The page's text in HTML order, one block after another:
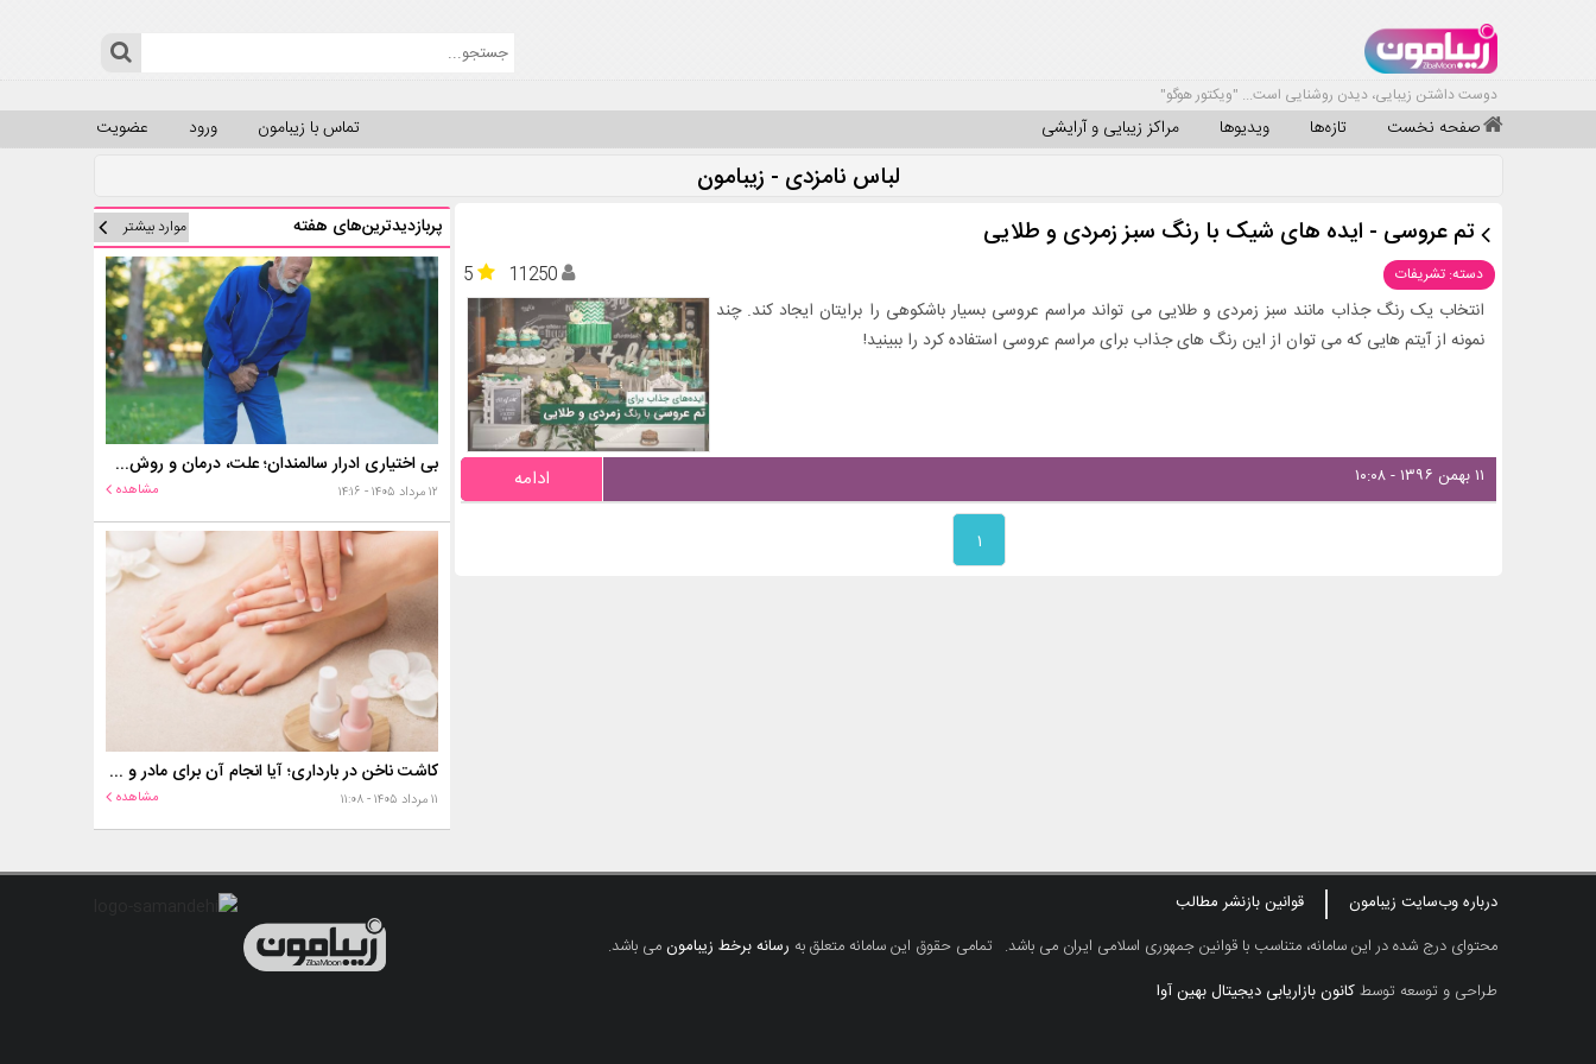
دوست داشتن زیبایی، دیدن روشنایی است... "ویکتور هوگو"
صفحه نخست تازه‌ها ویدیوها مراکز زیبایی و آرایشی عضویت ورود تماس با زیبامون
لباس نامزدی - زیبامون
تم عروسی - ایده های شیک با رنگ سبز زمردی و طلایی
دسته: تشریفات 5
11250
انتخاب یک رنگ جذاب مانند سبز زمردی و طلایی می تواند مراسم عروسی بسیار باشکوهی را برایتان ایجاد کند. چند
نمونه از آیتم هایی که می توان از این رنگ های جذاب برای مراسم عروسی استفاده کرد را ببینید!
۱۱ بهمن ۱۳۹۶ - ۱۰:۰۸ ادامه
۱
پربازدیدترین‌های هفته موارد بیشتر
بی اختیاری ادرار سالمندان؛ علت، درمان و روش‌های کنترل در منزل
۱۲ مرداد ۱۴۰۵ - ۱۴:۱۶ مشاهده
کاشت ناخن در بارداری؛ آیا انجام آن برای مادر و جنین خطر دارد؟
۱۱ مرداد ۱۴۰۵ - ۱۱:۰۸ مشاهده
درباره وب‌سایت زیبامون
قوانین بازنشر مطالب
محتوای درج شده در این سامانه، متناسب با قوانین جمهوری اسلامی ایران می باشد. تمامی حقوق این سامانه متعلق به رسانه برخط زیبامونمی باشد.
طراحی و توسعه توسطکانون بازاریابی دیجیتال بهین آوا